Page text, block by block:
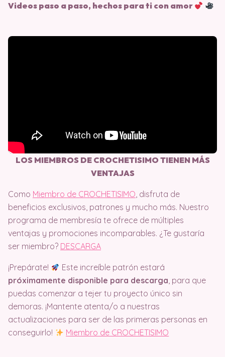
Videos paso a paso, hechos para ti con amor
LOS MIEMBROS DE CROCHETISIMO TIENEN MÁS
VENTAJAS
Como Miembro de CROCHETISIMO, disfruta de
beneficios exclusivos, patrones y mucho más. Nuestro
programa de membresía te ofrece de múltiples
ventajas y promociones incomparables. ¿Te gustaría
ser miembro? DESCARGA
¡Prepárate!
Este increíble patrón estará
próximamente disponible para descarga, para que
puedas comenzar a tejer tu proyecto único sin
demoras. ¡Mantente atenta/o a nuestras
actualizaciones para ser de las primeras personas en
conseguirlo!
Miembro de CROCHETISIMO